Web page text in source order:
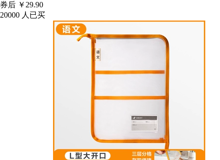
券后 ￥29.90
20000 人已买